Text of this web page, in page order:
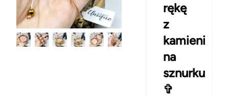
rękę
z
kamieni
na
sznurku
✞